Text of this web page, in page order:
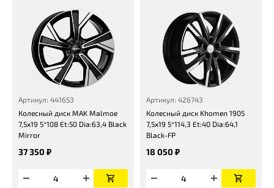
Артикул: 441653
Колесный диск MAK Malmoe
7,5x19 5*108 Et:50 Dia:63,4 Black
Mirror
37 350 ₽
Артикул: 426743
Колесный диск Khomen 1905
7,5x19 5*114,3 Et:40 Dia:64,1
Black-FP
18 050 ₽